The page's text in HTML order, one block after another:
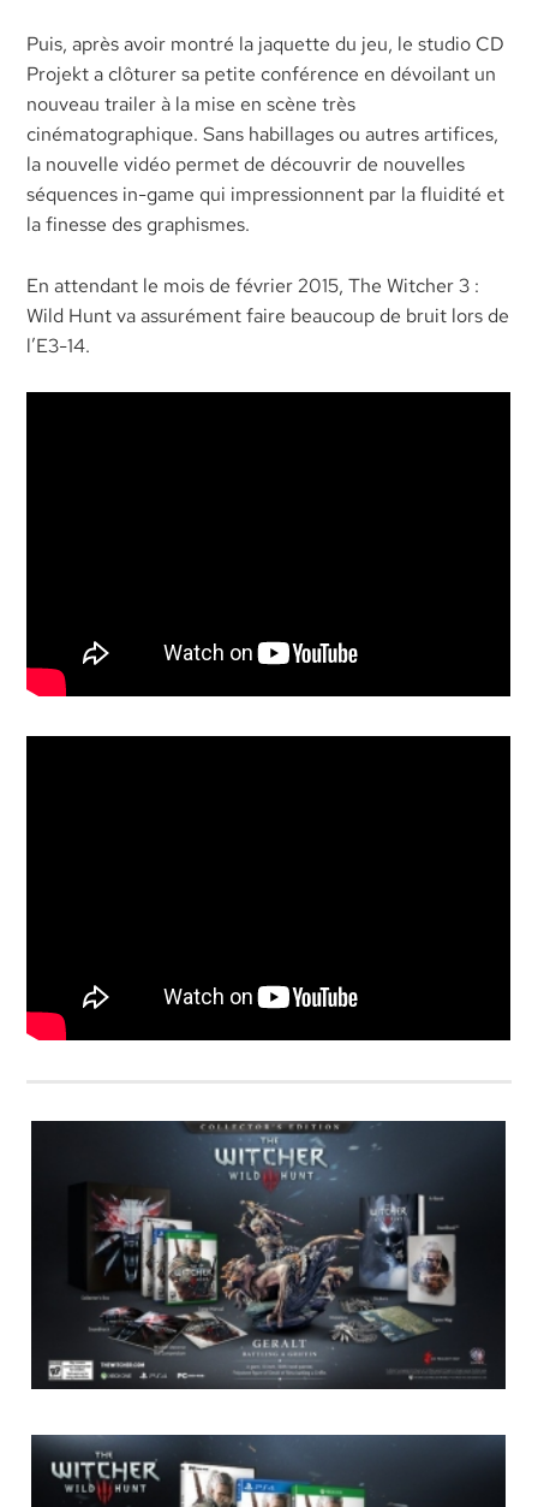
Puis, après avoir montré la jaquette du jeu, le studio CD
Projekt a clôturer sa petite conférence en dévoilant un
nouveau trailer à la mise en scène très
cinématographique. Sans habillages ou autres artifices,
la nouvelle vidéo permet de découvrir de nouvelles
séquences in-game qui impressionnent par la fluidité et
la finesse des graphismes.
En attendant le mois de février 2015, The Witcher 3 :
Wild Hunt va assurément faire beaucoup de bruit lors de
l’E3-14.